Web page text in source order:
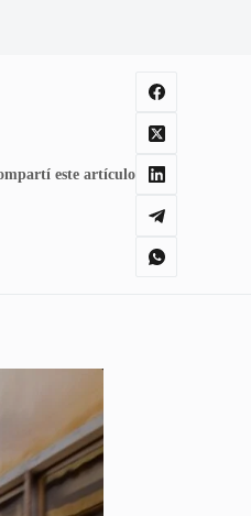
este artículo